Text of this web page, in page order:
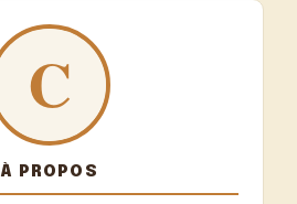
À PROPOS